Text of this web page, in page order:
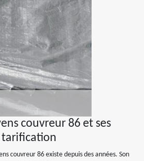
couvreur 86 et ses
tarification
couvreur 86 existe depuis des années. Son